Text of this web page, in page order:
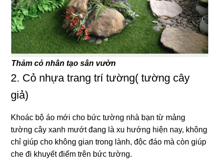
Thảm cỏ nhân tạo sân vườn
2. Cỏ nhựa trang trí tường( tường cây
giả)
Khoác bộ áo mới cho bức tường nhà bạn từ mảng
tường cây xanh mướt đang là xu hướng hiện nay, không
chỉ giúp cho không gian trong lành, độc đáo mà còn giúp
che đi khuyết điểm trên bức tường.